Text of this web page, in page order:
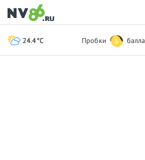
24.4°C Пробки 5 балла